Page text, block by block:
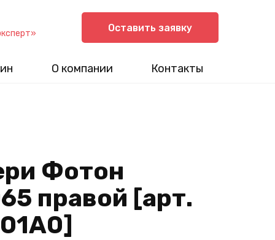
О компании Контакты
Оставить заявку
Фотон
правой [арт.